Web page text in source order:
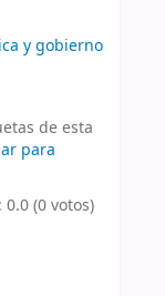
y gobierno
de esta
para
(0 votos)